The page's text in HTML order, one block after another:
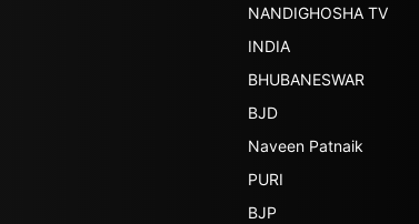
NANDIGHOSHA TV
INDIA
BHUBANESWAR
BJD
Naveen Patnaik
PURI
BJP